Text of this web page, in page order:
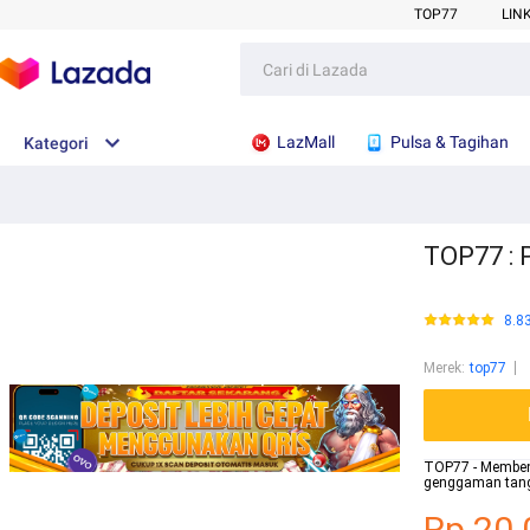
TOP77
Kategori LazMall Pulsa & Tagihan
TOP77 :
Merek: top77
TOP77 -
genggaman